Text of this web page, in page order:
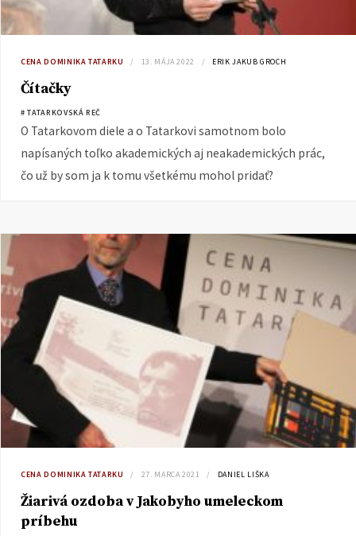
CENA DOMINIKA TATARKU 13. MÁJA 2022 ERIK JAKUB GROCH
Čítačky
# TATARKOVSKÁ REČ
O Tatarkovom diele a o Tatarkovi samotnom bolo
napísaných toľko akademických aj neakademických prác,
čo už by som ja k tomu všetkému mohol pridať?
CENA DOMINIKA TATARKU 27. MARCA 2021 DANIEL LIŠKA
Žiarivá ozdoba v Jakobyho umeleckom
príbehu